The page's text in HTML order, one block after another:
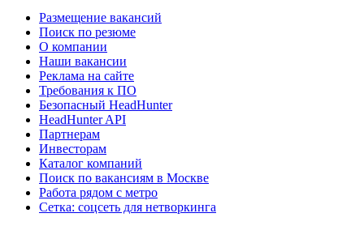
Размещение вакансий
Поиск по резюме
О компании
Наши вакансии
Реклама на сайте
Требования к ПО
Безопасный HeadHunter
HeadHunter API
Партнерам
Инвесторам
Каталог компаний
Поиск по вакансиям в Москве
Работа рядом с метро
Сетка: соцсеть для нетворкинга